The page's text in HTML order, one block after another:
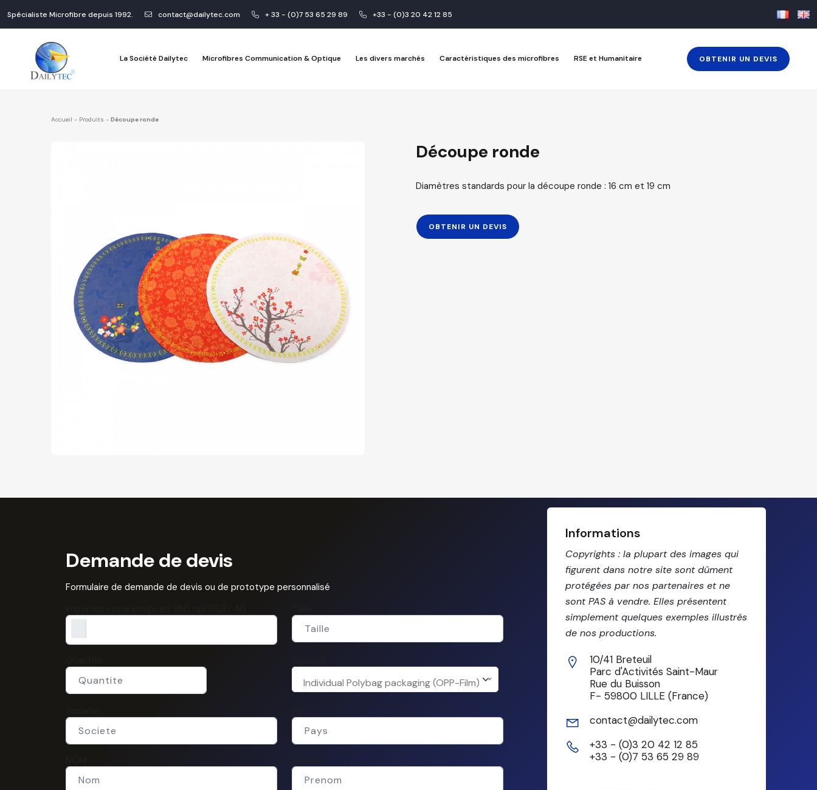
Spécialiste Microfibre depuis 1992. contact@dailytec.com + 33 - (0)7 53 65 29 89 +33 - (0)3 20 42 12 85
La Société Dailytec Microfibres Communication & Optique Les divers marchés Caractéristiques des microfibres RSE et Humanitaire OBTENIR UN DEVIS
Accueil - Produits - Découpe ronde
Découpe ronde
Diamètres standards pour la découpe ronde : 16 cm et 19 cm
OBTENIR UN DEVIS
Demande de devis
Formulaire de demande de devis ou de prototype personnalisé
Individual Polybag packaging (OPP-Film)
Informations
Copyrights : la plupart des images qui
figurent dans notre site sont dûment
protégées par nos partenaires et ne
sont PAS à vendre. Elles présentent
simplement quelques exemples illustrés
de nos productions.
10/41 Breteuil
Parc d'Activités Saint-Maur
Rue du Buisson
F- 59800 LILLE (France)
contact@dailytec.com
+33 - (0)3 20 42 12 85
+33 - (0)7 53 65 29 89